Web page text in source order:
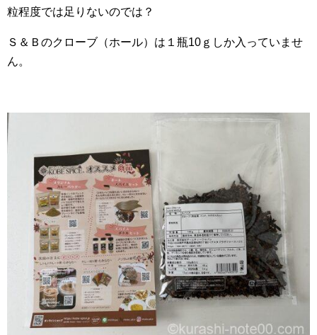
粒程度では足りないのでは？
Ｓ＆Ｂのクローブ（ホール）は１瓶10ｇしか入っていませ
ん。